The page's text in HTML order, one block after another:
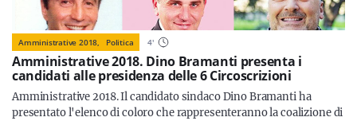
Amministrative 2018, Politica 4'
Amministrative 2018. Dino Bramanti presenta i
candidati alle presidenza delle 6 Circoscrizioni
Amministrative 2018. Il candidato sindaco Dino Bramanti ha
presentato l'elenco di coloro che rappresenteranno la coalizione di